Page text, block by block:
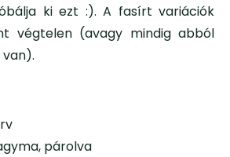
ki ezt :). A fasírt variációk
végtelen (avagy mindig abból
párolva